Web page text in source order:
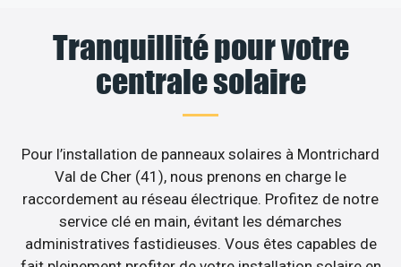
Tranquillité pour votre
centrale solaire
Pour l’installation de panneaux solaires à Montrichard
Val de Cher (41), nous prenons en charge le
raccordement au réseau électrique. Profitez de notre
service clé en main, évitant les démarches
administratives fastidieuses. Vous êtes capables de